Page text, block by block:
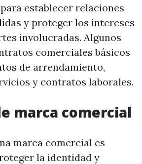
establecer relaciones
y proteger los intereses
involucradas. Algunos
comerciales básicos
de arrendamiento,
y contratos laborales.
marca comercial
marca comercial es
la identidad y